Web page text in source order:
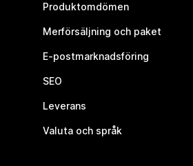
Produktomdömen
Merförsäljning och paket
E-postmarknadsföring
SEO
Leverans
Valuta och språk